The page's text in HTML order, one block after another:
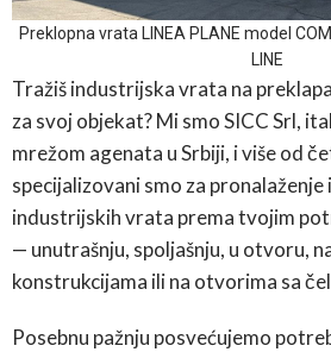
Preklopna vrata LINEA PLANE model
LINE
Tražiš industrijska vrata na
za svoj objekat? Mi smo SICC Srl,
mrežom agenata u Srbiji, i više od
specijalizovani smo za
industrijskih vrata prema tvojim
— unutrašnju, spoljašnju, u otvoru,
konstrukcijama ili na otvorima sa
Posebnu pažnju posvećujemo